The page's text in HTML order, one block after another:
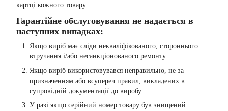
картці кожного товару.
Гарантійне обслуговування не надається в
наступних випадках:
Якщо виріб має сліди некваліфікованого, стороннього
втручання і/або несанкціонованого ремонту
Якщо виріб використовувався неправильно, не за
призначенням або всупереч правил, викладених в
супровідній документації до виробу
У разі якщо серійний номер товару був знищений